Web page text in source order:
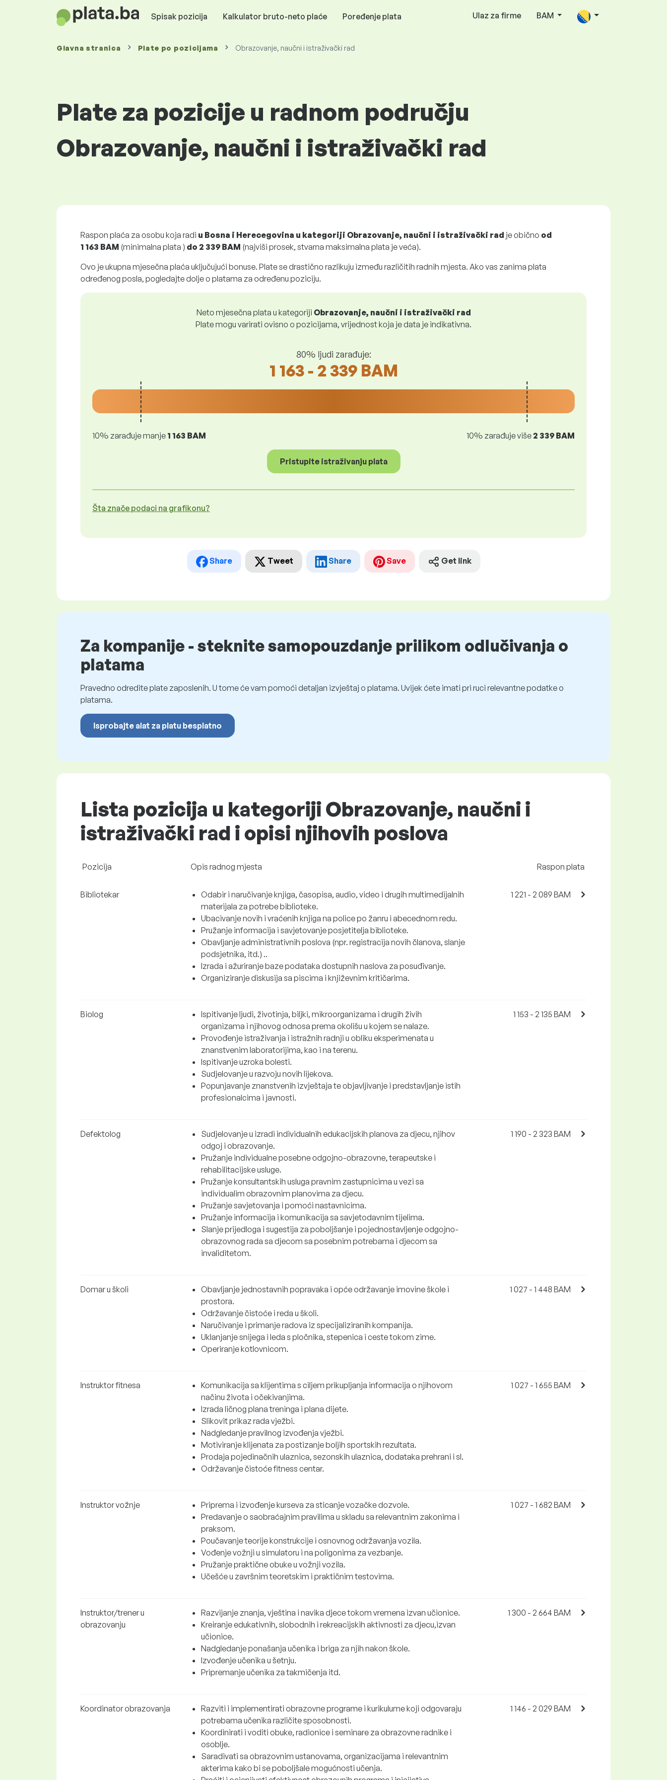
Spisak pozicija Kalkulator bruto-neto plaće Poređenje plata Ulaz za firme BAM
Glavna stranica Plate po pozicijama Obrazovanje, naučni i istraživački rad
Plate za pozicije u radnom području
Obrazovanje, naučni i istraživački rad
Raspon plaća za osobu koja radi u Bosna i Herecegovina u kategoriji Obrazovanje, naučni i istraživački rad je obično od
1 163 BAM (minimalna plata ) do 2 339 BAM (najviši prosek, stvarna maksimalna plata je veća).
Ovo je ukupna mjesečna plaća uključujući bonuse. Plate se drastično razlikuju između različitih radnih mjesta. Ako vas zanima plata
određenog posla, pogledajte dolje o platama za određenu poziciju.
Neto mjesečna plata u kategoriji Obrazovanje, naučni i istraživački rad
Plate mogu varirati ovisno o pozicijama, vrijednost koja je data je indikativna.
80% ljudi zarađuje:
1 163 - 2 339 BAM
10% zarađuje manje 1 163 BAM 10% zarađuje više2 339 BAM
Pristupite istraživanju plata
Šta znače podaci na grafikonu?
Share Tweet Share Save Get link
Za kompanije - steknite samopouzdanje prilikom odlučivanja o
platama
Pravedno odredite plate zaposlenih. U tome će vam pomoći detaljan izvještaj o platama. Uvijek ćete imati pri ruci relevantne podatke o
platama.
Isprobajte alat za platu besplatno
Lista pozicija u kategoriji Obrazovanje, naučni i
istraživački rad i opisi njihovih poslova
Pozicija Opis radnog mjesta Raspon plata
Bibliotekar
Odabir i naručivanje knjiga, časopisa, audio, video i drugih multimedijalnih
materijala za potrebe biblioteke.
Ubacivanje novih i vraćenih knjiga na police po žanru i abecednom redu.
Pružanje informacija i savjetovanje posjetitelja biblioteke.
Obavljanje administrativnih poslova (npr. registracija novih članova, slanje
podsjetnika, itd.) ..
Izrada i ažuriranje baze podataka dostupnih naslova za posuđivanje.
Organiziranje diskusija sa piscima i književnim kritičarima.
1 221 - 2 089 BAM
Biolog
Ispitivanje ljudi, životinja, biljki, mikroorganizama i drugih živih
organizama i njihovog odnosa prema okolišu u kojem se nalaze.
Provođenje istraživanja i istražnih radnji u obliku eksperimenata u
znanstvenim laboratorijima, kao i na terenu.
Ispitivanje uzroka bolesti.
Sudjelovanje u razvoju novih lijekova.
Popunjavanje znanstvenih izvještaja te objavljivanje i predstavljanje istih
profesionalcima i javnosti.
1 153 - 2 135 BAM
Defektolog
Sudjelovanje u izradi individualnih edukacijskih planova za djecu, njihov
odgoj i obrazovanje.
Pružanje individualne posebne odgojno-obrazovne, terapeutske i
rehabilitacijske usluge.
Pružanje konsultantskih usluga pravnim zastupnicima u vezi sa
individualim obrazovnim planovima za djecu.
Pružanje savjetovanja i pomoći nastavnicima.
Pružanje informacija i komunikacija sa savjetodavnim tijelima.
Slanje prijedloga i sugestija za poboljšanje i pojednostavljenje odgojno-
obrazovnog rada sa djecom sa posebnim potrebama i djecom sa
invaliditetom.
1 190 - 2 323 BAM
Domar u školi
Obavljanje jednostavnih popravaka i opće održavanje imovine škole i
prostora.
Održavanje čistoće i reda u školi.
Naručivanje i primanje radova iz specijaliziranih kompanija.
Uklanjanje snijega i leda s pločnika, stepenica i ceste tokom zime.
Operiranje kotlovnicom.
1 027 - 1 448 BAM
Instruktor fitnesa
Komunikacija sa klijentima s ciljem prikupljanja informacija o njihovom
načinu života i očekivanjima.
Izrada ličnog plana treninga i plana dijete.
Slikovit prikaz rada vježbi.
Nadgledanje pravilnog izvođenja vježbi.
Motiviranje klijenata za postizanje boljih sportskih rezultata.
Prodaja pojedinačnih ulaznica, sezonskih ulaznica, dodataka prehrani i sl.
Održavanje čistoće fitness centar.
1 027 - 1 655 BAM
Instruktor vožnje
Priprema i izvođenje kurseva za sticanje vozačke dozvole.
Predavanje o saobraćajnim pravilima u skladu sa relevantnim zakonima i
praksom.
Poučavanje teorije konstrukcije i osnovnog održavanja vozila.
Vođenje vožnji u simulatoru i na poligonima za vezbanje.
Pružanje praktične obuke u vožnji vozila.
Učešće u završnim teoretskim i praktičnim testovima.
1 027 - 1 682 BAM
Instruktor/trener u
obrazovanju
Razvijanje znanja, vještina i navika djece tokom vremena izvan učionice.
Kreiranje edukativnih, slobodnih i rekreacijskih aktivnosti za djecu,izvan
učionice.
Nadgledanje ponašanja učenika i briga za njih nakon škole.
Izvođenje učenika u šetnju.
Pripremanje učenika za takmičenja itd.
1 300 - 2 664 BAM
Koordinator obrazovanja
Razviti i implementirati obrazovne programe i kurikulume koji odgovaraju
potrebama učenika različite sposobnosti.
Koordinirati i voditi obuke, radionice i seminare za obrazovne radnike i
osoblje.
Saradivati sa obrazovnim ustanovama, organizacijama i relevantnim
akterima kako bi se poboljšale mogućnosti učenja.
1 146 - 2 029 BAM